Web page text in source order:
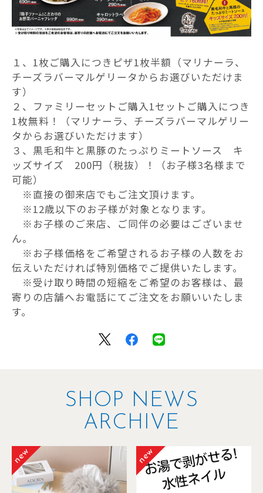
１、1枚ご購入につきピザ1枚半額（マリナーラ、
チーズラバーマルゲリータからお選びいただけま
す）
２、ファミリーセットご購入1セットご購入につき
1枚無料！（マリナーラ、チーズラバーマルゲリー
タからお選びいただけます）
３、黒毛和牛と黒豚のたっぷりミートソース キ
ッズサイズ 200円（税抜）！（お子様3名様まで
可能）
※直接の御来店でもご注文頂けます。
※12歳以下のお子様が対象となります。
※お子様のご来店、ご同伴の必要はございませ
ん。
※お子様価格をご希望されるお子様の人数をお
伝えいただければ特別価格でご提供いたします。
※受け取り時間の短縮をご希望のお客様は、最
寄りの店舗へお電話にてご注文をお願いいたしま
す。
SHOP NEWS
ARCHIVE